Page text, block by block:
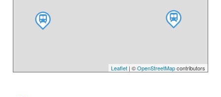
Leaflet| ©OpenStreetMapcontributors